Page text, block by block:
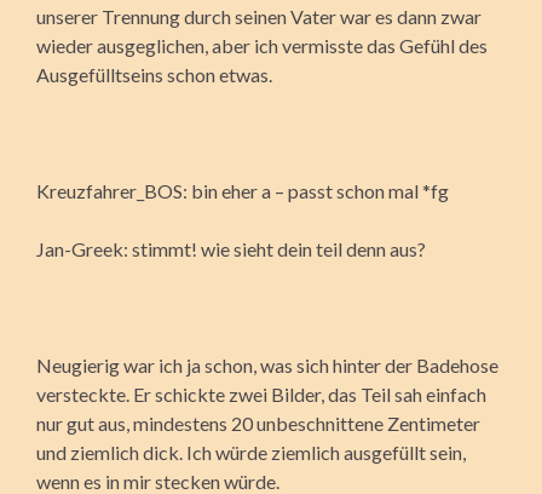
unserer Trennung durch seinen Vater war es dann zwar
wieder ausgeglichen, aber ich vermisste das Gefühl des
Ausgefülltseins schon etwas.
Kreuzfahrer_BOS: bin eher a – passt schon mal *fg
Jan-Greek: stimmt! wie sieht dein teil denn aus?
Neugierig war ich ja schon, was sich hinter der Badehose
versteckte. Er schickte zwei Bilder, das Teil sah einfach
nur gut aus, mindestens 20 unbeschnittene Zentimeter
und ziemlich dick. Ich würde ziemlich ausgefüllt sein,
wenn es in mir stecken würde.